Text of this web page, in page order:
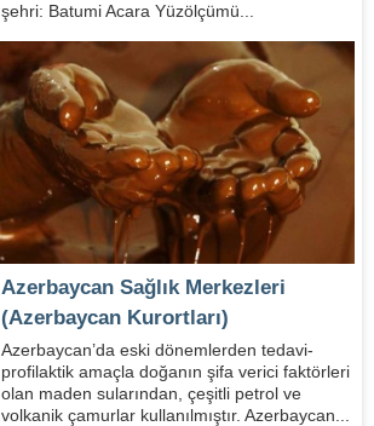
şehri: Batumi Acara Yüzölçümü...
Azerbaycan Sağlık Merkezleri
(Azerbaycan Kurortları)
Azerbaycan’da eski dönemlerden tedavi-
profilaktik amaçla doğanın şifa verici faktörleri
olan maden sularından, çeşitli petrol ve
volkanik çamurlar kullanılmıştır. Azerbaycan...